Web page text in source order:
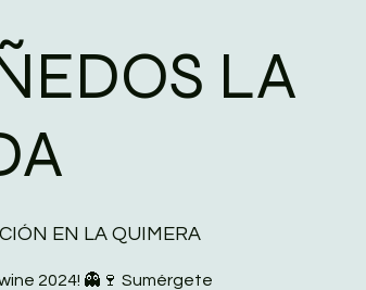
LA
EN LA QUIMERA
2024! 👻🍷 Sumérgete